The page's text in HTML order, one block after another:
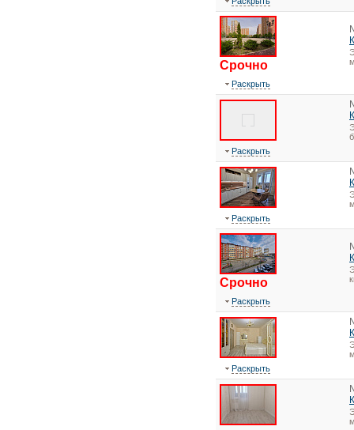
Срочно
Раскрыть
Раскрыть
Раскрыть
Срочно
Раскрыть
Раскрыть